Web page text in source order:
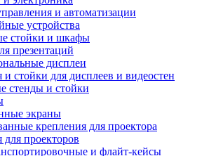
и автоматизации
устройства
стойки и шкафы
презентаций
дисплеи
стойки для дисплеев и видеостен
стенды и стойки
экраны
крепления для проектора
проекторов
и флайт-кейсы